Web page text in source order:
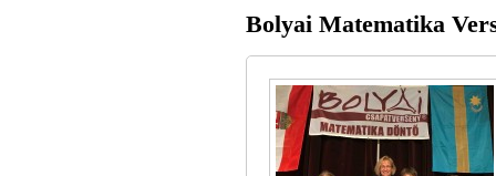
Bolyai Matematika